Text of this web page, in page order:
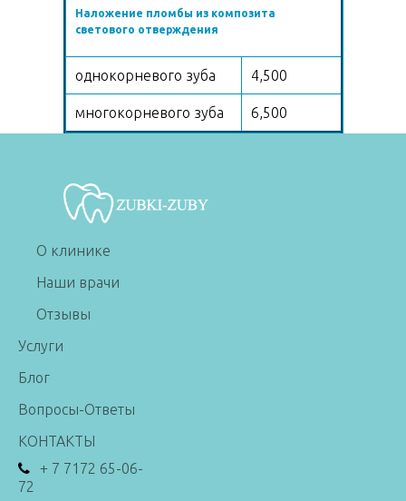
Наложение пломбы из композита
светового отверждения
однокорневого зуба 4,500
многокорневого зуба 6,500
О клинике
Наши врачи
Отзывы
Услуги
Блог
Вопросы-Ответы
КОНТАКТЫ
+ 7 7172 65-06-
72